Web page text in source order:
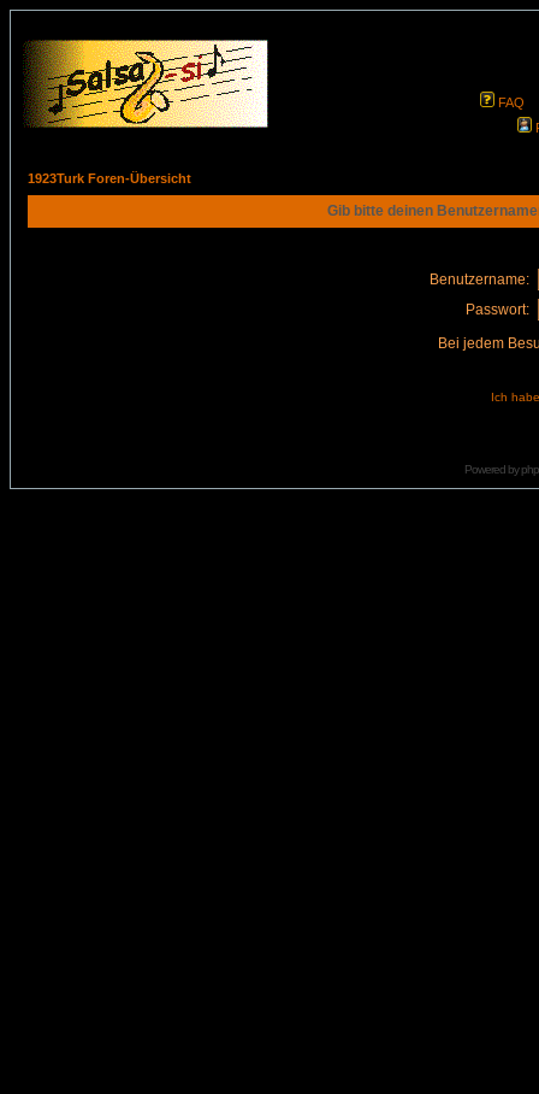
FAQ
1923Turk Foren-Übersicht
Gib bitte deinen
Benutzername:
Passwort:
Bei jedem
Ich
Powered by